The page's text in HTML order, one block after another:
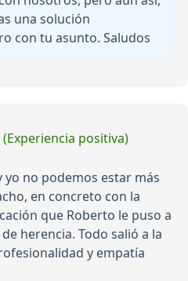
una solución
con tu asunto. Saludos
(Experiencia positiva)
no podemos estar más
en concreto con la
que Roberto le puso a
herencia. Todo salió a la
y empatía